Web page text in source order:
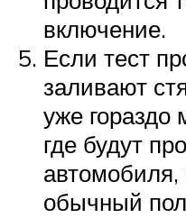
включение.
Если тест
заливают
уже
где будут
обычный